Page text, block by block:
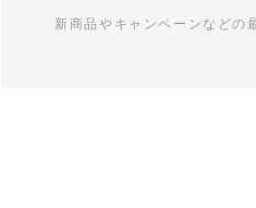
新商品やキャンペーンなどの